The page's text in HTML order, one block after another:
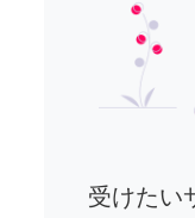
受けたい